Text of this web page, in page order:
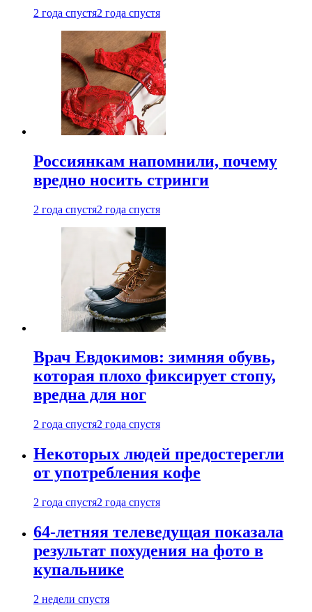
2 года спустя2 года спустя
Россиянкам напомнили, почему
вредно носить стринги
2 года спустя2 года спустя
Врач Евдокимов: зимняя обувь,
которая плохо фиксирует стопу,
вредна для ног
2 года спустя2 года спустя
Некоторых людей предостерегли
от употребления кофе
2 года спустя2 года спустя
64-летняя телеведущая показала
результат похудения на фото в
купальнике
2 недели спустя